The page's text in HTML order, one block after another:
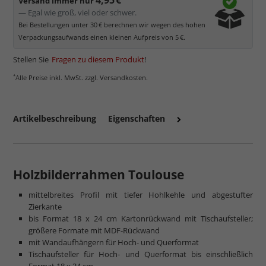
— Egal wie groß, viel oder schwer.
Bei Bestellungen unter 30 € berechnen wir wegen des hohen
Verpackungsaufwands einen kleinen Aufpreis von 5 €.
Stellen Sie Fragen zu diesem Produkt!
*Alle Preise inkl. MwSt. zzgl. Versandkosten.
Artikelbeschreibung Eigenschaften
Holzbilderrahmen Toulouse
mittelbreites Profil mit tiefer Hohlkehle und abgestufter
Zierkante
bis Format 18 x 24 cm Kartonrückwand mit Tischaufsteller;
größere Formate mit MDF-Rückwand
mit Wandaufhängern für Hoch- und Querformat
Tischaufsteller für Hoch- und Querformat bis einschließlich